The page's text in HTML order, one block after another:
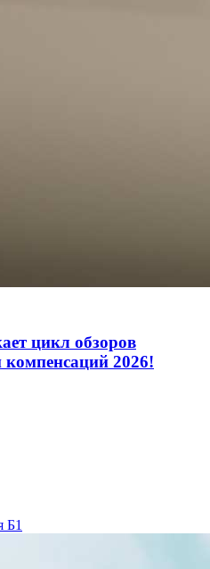
цикл обзоров
2026!
Б1